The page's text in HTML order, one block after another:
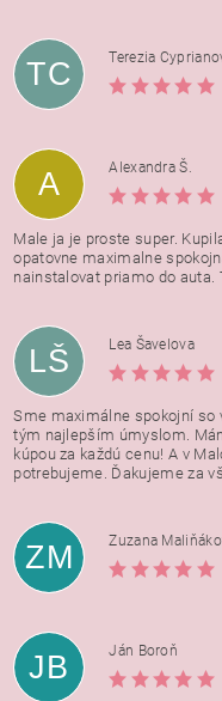
TC
Terezia
A
Alexandra Š.
Male ja je proste super.
opatovne maximalne
nainstalovat priamo do auta.
LŠ
Lea Šavelova
Sme maximálne spokojní so
tým najlepším úmyslom.
kúpou za každú cenu! A v
potrebujeme. Ďakujeme za
ZM
Zuzana
JB
Ján Boroň